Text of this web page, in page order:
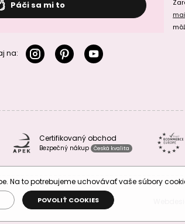
Páči sa mi to
na:
Certifikovaný obchod
Bezpečný nákup Česká kvalita
to potrebujeme uchovávať vaše súbory
POVOLIŤ COOKIES